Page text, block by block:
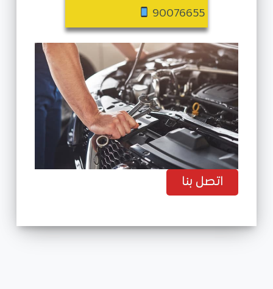
90076655
اتصل بنا